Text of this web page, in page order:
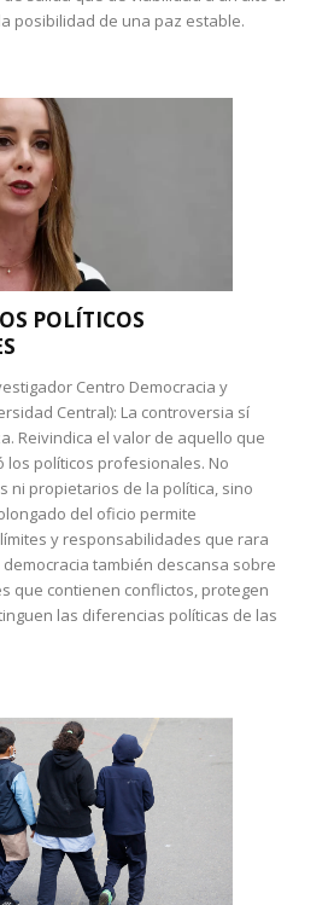
posibilidad de una paz estable.
POLÍTICOS
Centro Democracia y
Central): La controversia sí
Reivindica el valor de aquello que
los políticos profesionales. No
ni propietarios de la política, sino
del oficio permite
y responsabilidades que rara
también descansa sobre
que contienen conflictos, protegen
las diferencias políticas de las